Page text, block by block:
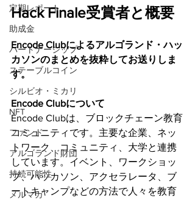
定期レポート
助成金
パートナーシップ
ステーブルコイン
シルビオ・ミカリ
NFT
ファンド
アルゴランド財団
持続可能性
メルマガ
Hack Finale受賞者と概要
Encode Clubによるアルゴランド・ハッ
カソンのまとめを抜粋してお送りしま
す。
Encode Clubについて
Encode Clubは、ブロックチェーン教育
コミュニティです。主要な企業、ネッ
トワーク、コミュニティ、大学と連携
しています。イベント、ワークショッ
プ、ハッカソン、アクセラレータ、ブ
ートキャンプなどの方法で人々を教育